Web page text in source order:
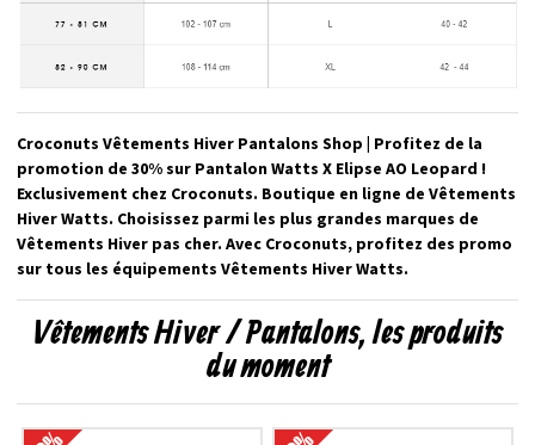
Croconuts Vêtements Hiver Pantalons Shop | Profitez de la
promotion de 30% sur Pantalon Watts X Elipse AO Leopard !
Exclusivement chez Croconuts. Boutique en ligne de Vêtements
Hiver Watts. Choisissez parmi les plus grandes marques de
Vêtements Hiver pas cher. Avec Croconuts, profitez des promo
sur tous les équipements Vêtements Hiver Watts.
Vêtements Hiver / Pantalons, les produits
du moment